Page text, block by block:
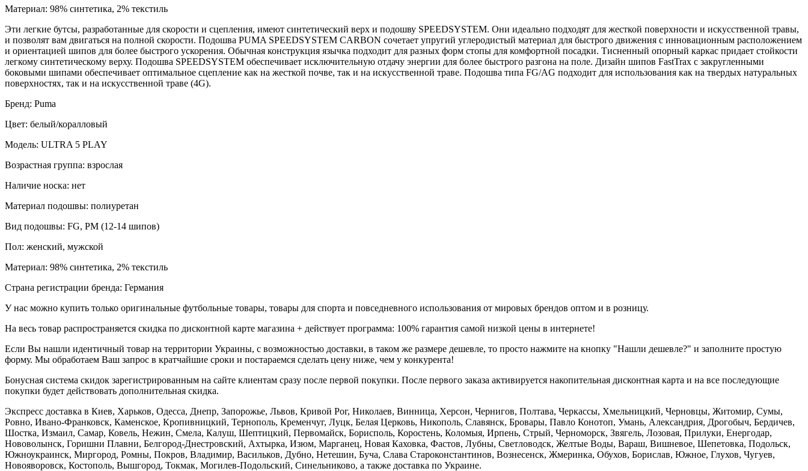
Материал: 98% синтетика, 2% текстиль
Эти легкие бутсы, разработанные для скорости и сцепления, имеют синтетический верх и подошву SPEEDSYSTEM. Они идеально подходят для жесткой поверхности и искусственной травы,
и позволят вам двигаться на полной скорости. Подошва PUMA SPEEDSYSTEM CARBON сочетает упругий углеродистый материал для быстрого движения с инновационным расположением
и ориентацией шипов для более быстрого ускорения. Обычная конструкция язычка подходит для разных форм стопы для комфортной посадки. Тисненный опорный каркас придает стойкости
легкому синтетическому верху. Подошва SPEEDSYSTEM обеспечивает исключительную отдачу энергии для более быстрого разгона на поле. Дизайн шипов FastTrax с закругленными
боковыми шипами обеспечивает оптимальное сцепление как на жесткой почве, так и на искусственной траве. Подошва типа FG/AG подходит для использования как на твердых натуральных
поверхностях, так и на искусственной траве (4G).
Бренд: Puma
Цвет: белый/коралловый
Модель: ULTRA 5 PLAY
Возрастная группа: взрослая
Наличие носка: нет
Материал подошвы: полиуретан
Вид подошвы: FG, PM (12-14 шипов)
Пол: женский, мужской
Материал: 98% синтетика, 2% текстиль
Страна регистрации бренда: Германия
У нас можно купить только оригинальные футбольные товары, товары для спорта и повседневного использования от мировых брендов оптом и в розницу.
На весь товар распространяется скидка по дисконтной карте магазина + действует программа: 100% гарантия самой низкой цены в интернете!
Если Вы нашли идентичный товар на территории Украины, с возможностью доставки, в таком же размере дешевле, то просто нажмите на кнопку "Нашли дешевле?" и заполните простую
форму. Мы обработаем Ваш запрос в кратчайшие сроки и постараемся сделать цену ниже, чем у конкурента!
Бонусная система скидок зарегистрированным на сайте клиентам сразу после первой покупки. После первого заказа активируется накопительная дисконтная карта и на все последующие
покупки будет действовать дополнительная скидка.
Экспресс доставка в Киев, Харьков, Одесса, Днепр, Запорожье, Львов, Кривой Рог, Николаев, Винница, Херсон, Чернигов, Полтава, Черкассы, Хмельницкий, Черновцы, Житомир, Сумы,
Ровно, Ивано-Франковск, Каменское, Кропивницкий, Тернополь, Кременчуг, Луцк, Белая Церковь, Никополь, Славянск, Бровары, Павло Конотоп, Умань, Александрия, Дрогобыч, Бердичев,
Шостка, Измаил, Самар, Ковель, Нежин, Смела, Калуш, Шептицкий, Первомайск, Борисполь, Коростень, Коломыя, Ирпень, Стрый, Черноморск, Звягель, Лозовая, Прилуки, Енергодар,
Нововолынск, Горишни Плавни, Белгород-Днестровский, Ахтырка, Изюм, Марганец, Новая Каховка, Фастов, Лубны, Светловодск, Желтые Воды, Вараш, Вишневое, Шепетовка, Подольск,
Южноукраинск, Миргород, Ромны, Покров, Владимир, Васильков, Дубно, Нетешин, Буча, Слава Староконстантинов, Вознесенск, Жмеринка, Обухов, Борислав, Южное, Глухов, Чугуев,
Новояворовск, Костополь, Вышгород, Токмак, Могилев-Подольский, Синельниково, а также доставка по Украине.